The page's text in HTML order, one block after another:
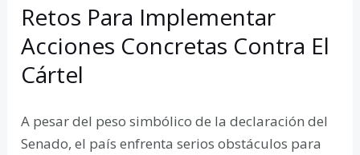
Retos Para Implementar
Acciones Concretas Contra El
Cártel
A pesar del peso simbólico de la declaración del
Senado, el país enfrenta serios obstáculos para